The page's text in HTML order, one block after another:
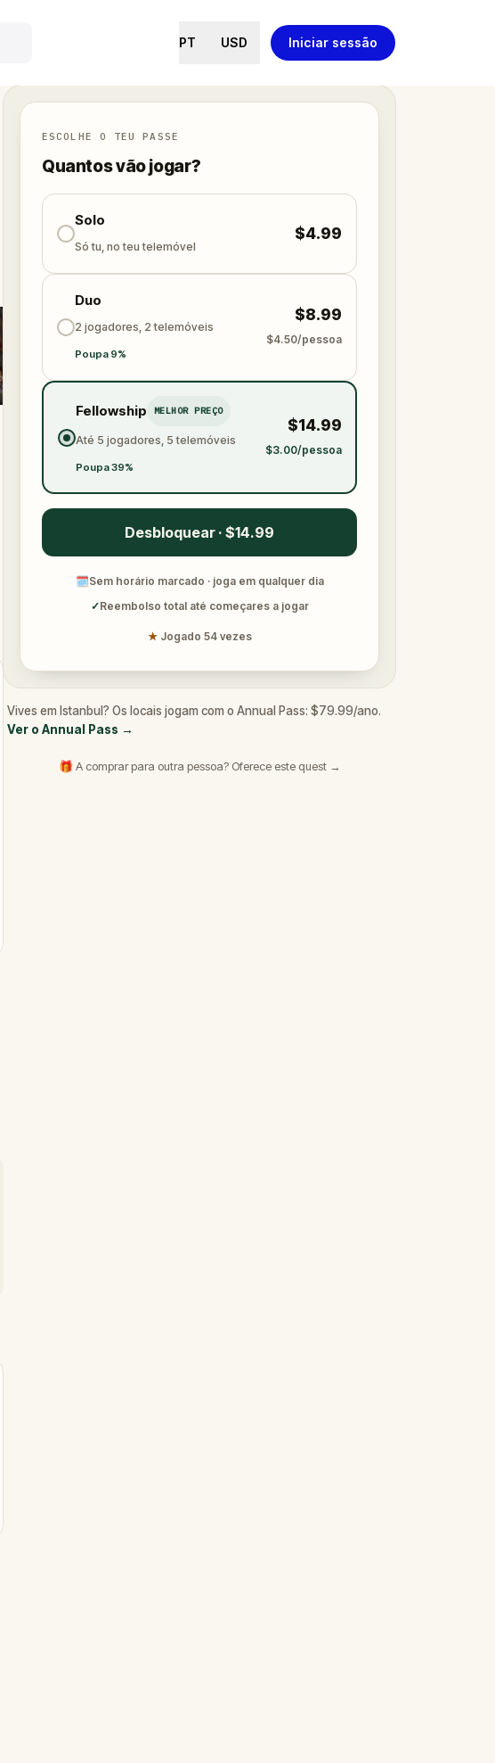
PT USD Iniciar sessão
ESCOLHE O TEU PASSE
Quantos vão jogar?
Solo
Só tu, no teu telemóvel
$4.99
Duo
2 jogadores, 2 telemóveis
Poupa 9%
$8.99
$4.50/pessoa
Fellowship MELHOR PREÇO
Até 5 jogadores, 5 telemóveis
Poupa 39%
$14.99
$3.00/pessoa
Desbloquear · $14.99
🗓Sem horário marcado · joga em qualquer dia
✓Reembolso total até começares a jogar
★ Jogado 54 vezes
Vives em Istanbul? Os locais jogam com o Annual Pass: $79.99/ano.
Ver o Annual Pass →
🎁 A comprar para outra pessoa? Oferece este quest →